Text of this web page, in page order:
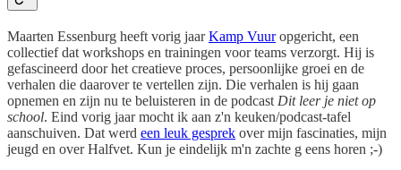
Maarten Essenburg heeft vorig jaarKamp Vuuropgericht, een
collectief dat workshops en trainingen voor teams verzorgt. Hij is
gefascineerd door het creatieve proces, persoonlijke groei en de
verhalen die daarover te vertellen zijn. Die verhalen is hij gaan
opnemen en zijn nu te beluisteren in de podcast Dit leer je niet op
school. Eind vorig jaar mocht ik aan z'n keuken/podcast-tafel
aanschuiven. Dat werd een leuk gesprek over mijn fascinaties, mijn
jeugd en over Halfvet. Kun je eindelijk m'n zachte g eens horen ;-)